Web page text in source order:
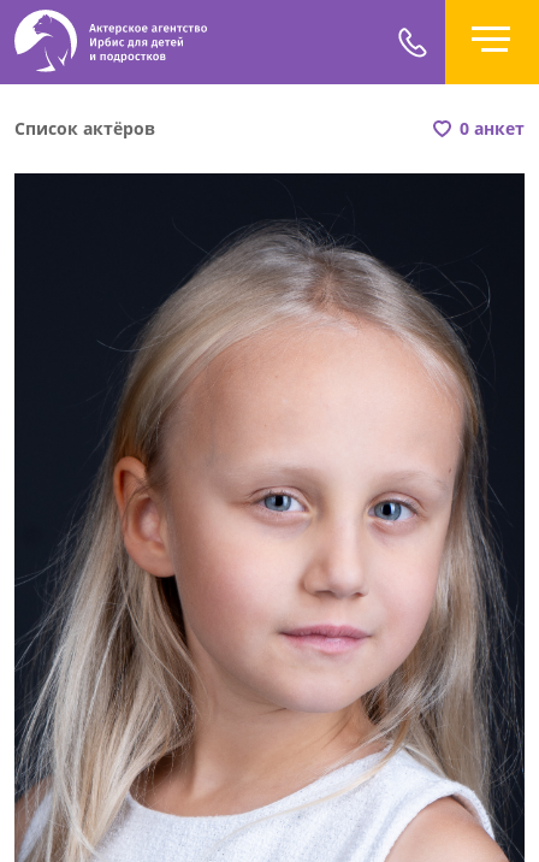
Список актёров 0 анкет